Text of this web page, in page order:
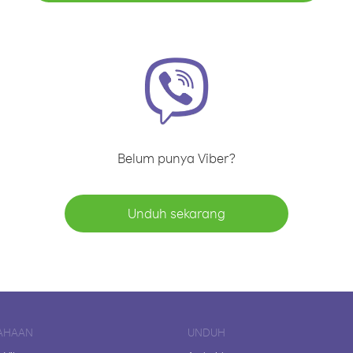
Belum punya Viber?
Unduh sekarang
UNDUH